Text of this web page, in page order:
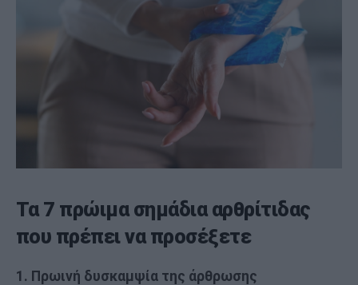
Τα 7 πρώιμα σημάδια αρθρίτιδας
που πρέπει να προσέξετε
1. Πρωινή δυσκαμψία της άρθρωσης